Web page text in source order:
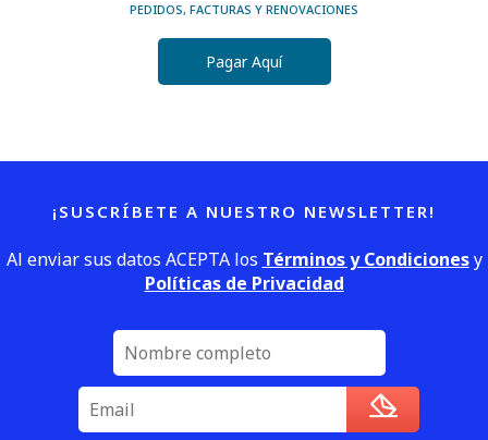
PEDIDOS, FACTURAS Y RENOVACIONES
Pagar Aquí
¡SUSCRÍBETE A NUESTRO NEWSLETTER!
Al enviar sus datos ACEPTA los Términos y Condicionesy
Políticas de Privacidad